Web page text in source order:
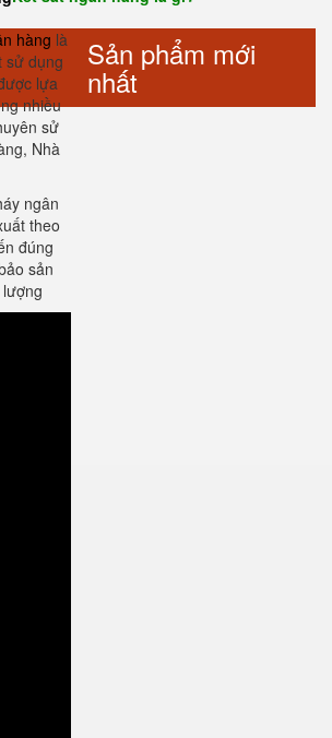
hàng là
sử dụng
lựa
nhiều
sử
Nhà
ngân
theo
đúng
sản
Sản phẩm mới
nhất